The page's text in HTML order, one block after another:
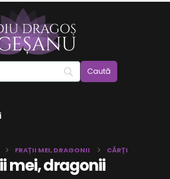
FRAȚII MEI, DRAGONII CĂRȚI
mei, dragonii